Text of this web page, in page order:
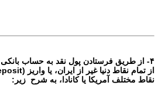
۴- از طریق فرستادن پول نقد به حساب
نقاط مختلف آمریکا یا کانادا، به شرح زیر: